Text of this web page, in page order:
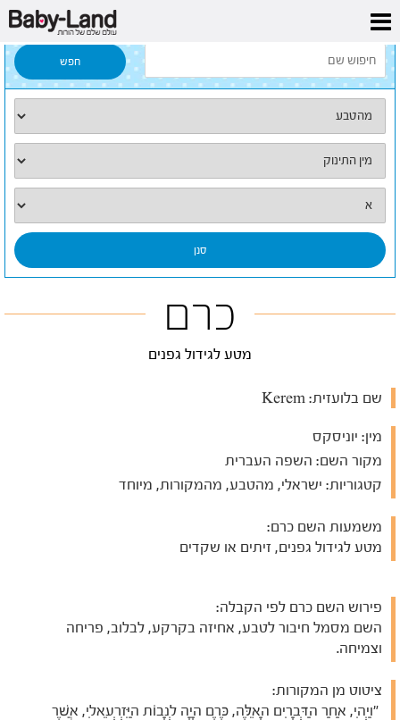
דף הבית
כרם
מטע לגידול גפנים
שם בלועזית:
מין: יוניסקס
מקור השם: השפה העברית
קטגוריות: ישראלי, מהטבע, מהמקורות, מיוחד
משמעות השם כרם:
מטע לגידול גפנים, זיתים או שקדים
פירוש השם כרם לפי הקבלה:
השם מסמל חיבור לטבע, אחיזה בקרקע, לבלוב, פריחה
וצמיחה.
ציטוט מן המקורות:
"וַיְהִי, אַחַר הַדְּבָרִים הָאֵלֶּה, כֶּרֶם הָיָה לְנָבוֹת הַיִּזְרְעֵאלִי, אֲשֶׁר